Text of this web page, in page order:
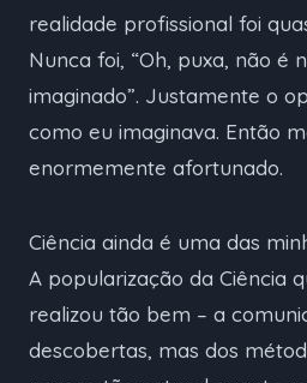
realidade profissional foi
Nunca foi, “Oh, puxa, não é
imaginado”. Justamente o
como eu imaginava. Então
enormemente afortunado.
Ciência ainda é uma das
A popularização da Ciência
realizou tão bem – a
descobertas, mas dos